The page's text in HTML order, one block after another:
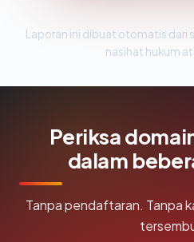
Laporan ini dibuat otomatis dari
nasihat hukum
Periksa
dalam
Tanpa pendaftaran. Tanpa